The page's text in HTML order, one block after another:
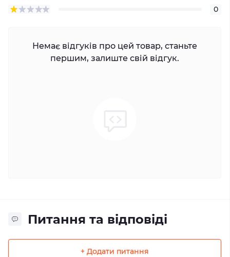
0
Немає відгуків про цей товар, станьте
першим, залиште свій відгук.
Питання та відповіді
+ Додати питання